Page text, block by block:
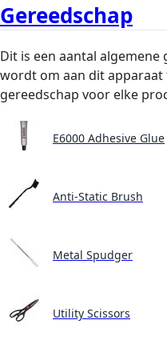
Gereedschap
Dit is een aantal
wordt om aan dit apparaat
gereedschap voor elke
E6000 Adhesive Glue
Anti-Static Brush
Metal Spudger
Utility Scissors